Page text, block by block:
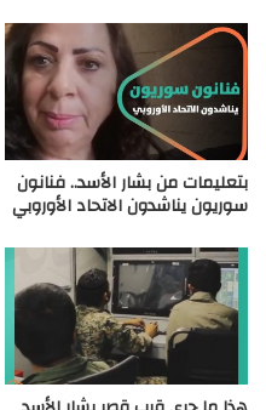
بتعليمات من بشار الأسد.. فنانون
سوريون يناشدون الاتحاد الأوروبي